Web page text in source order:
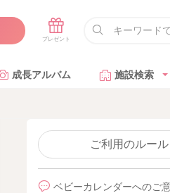
成長アルバム 施設検索
ご利用のルー
ベビーカレンダーへのご